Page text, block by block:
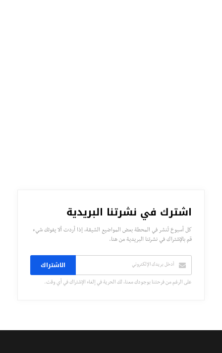
اشترك في نشرتنا البريدية
كل أسبوع تُنشر في المحطة بعض المواضيع الشيقة، إذا أردت ألا يفوتك شيء
قم بالإشتراك في نشرتنا البريدية من هنا.
الاشتراك
على الرغم من فرحتنا بوجودك معنا، لك الحرية في إلغاء الإشتراك في أي وقت.